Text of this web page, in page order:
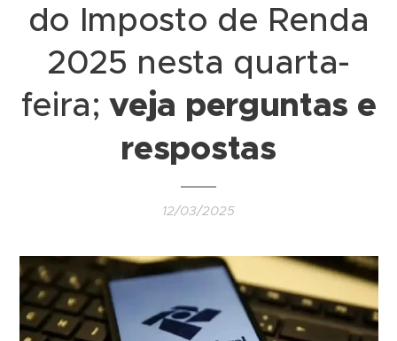
do Imposto de Renda
2025 nesta quarta-
feira;veja perguntas e
respostas
12/03/2025